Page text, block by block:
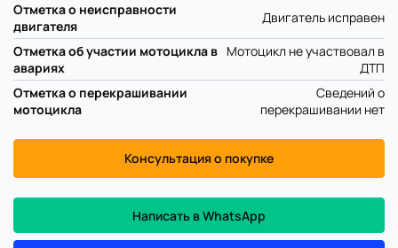
Отметка о неисправности
двигателя
Двигатель исправен
Отметка об участии мотоцикла в
авариях
Мотоцикл не участвовал в
ДТП
Отметка о перекрашивании
мотоцикла
Сведений о
перекрашивании нет
Консультация о покупке
Написать в WhatsApp